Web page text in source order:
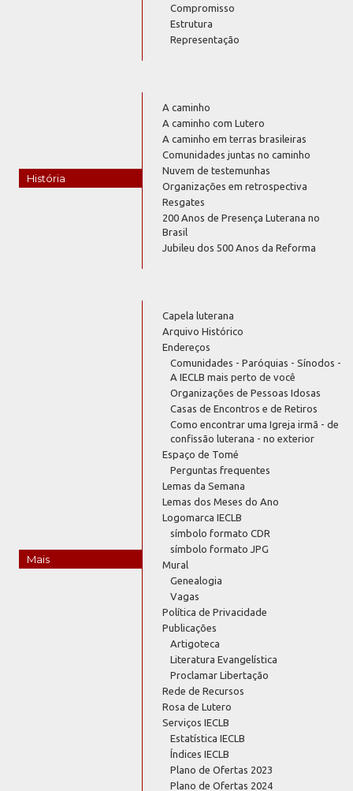
Compromisso
Estrutura
Representação
História
A caminho
A caminho com Lutero
A caminho em terras brasileiras
Comunidades juntas no caminho
Nuvem de testemunhas
Organizações em retrospectiva
Resgates
200 Anos de Presença Luterana no
Brasil
Jubileu dos 500 Anos da Reforma
Mais
Capela luterana
Arquivo Histórico
Endereços
Comunidades - Paróquias - Sínodos -
A IECLB mais perto de você
Organizações de Pessoas Idosas
Casas de Encontros e de Retiros
Como encontrar uma Igreja irmã - de
confissão luterana - no exterior
Espaço de Tomé
Perguntas frequentes
Lemas da Semana
Lemas dos Meses do Ano
Logomarca IECLB
símbolo formato CDR
símbolo formato JPG
Mural
Genealogia
Vagas
Política de Privacidade
Publicações
Artigoteca
Literatura Evangelística
Proclamar Libertação
Rede de Recursos
Rosa de Lutero
Serviços IECLB
Estatística IECLB
Índices IECLB
Plano de Ofertas 2023
Plano de Ofertas 2024